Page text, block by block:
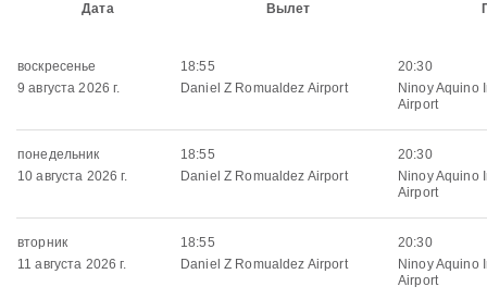
Дата Вылет
воскресенье
9 августа 2026 г.
18:55
Daniel Z Romualdez Airport
20:30
Ninoy Aquino
Airport
понедельник
10 августа 2026 г.
18:55
Daniel Z Romualdez Airport
20:30
Ninoy Aquino
Airport
вторник
11 августа 2026 г.
18:55
Daniel Z Romualdez Airport
20:30
Ninoy Aquino
Airport